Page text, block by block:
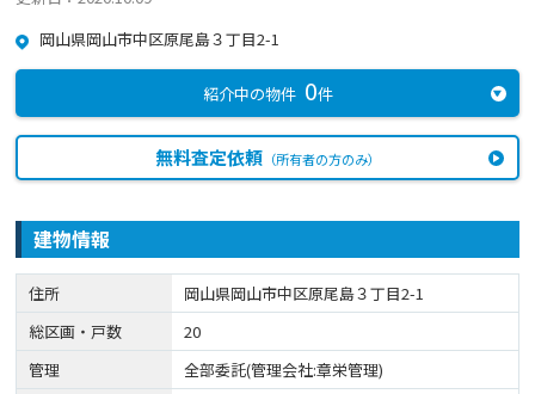
岡山県岡山市中区原尾島３丁目2-1
紹介中の物件 0件
無料査定依頼（所有者の方のみ）
建物情報
住所
岡山県岡山市中区原尾島３丁目2-1
総区画・戸数
20
管理
全部委託(管理会社:章栄管理)